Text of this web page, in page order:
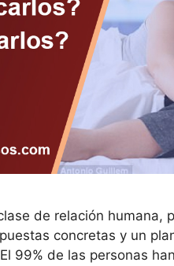
de relación humana,
concretas y un
99% de las personas